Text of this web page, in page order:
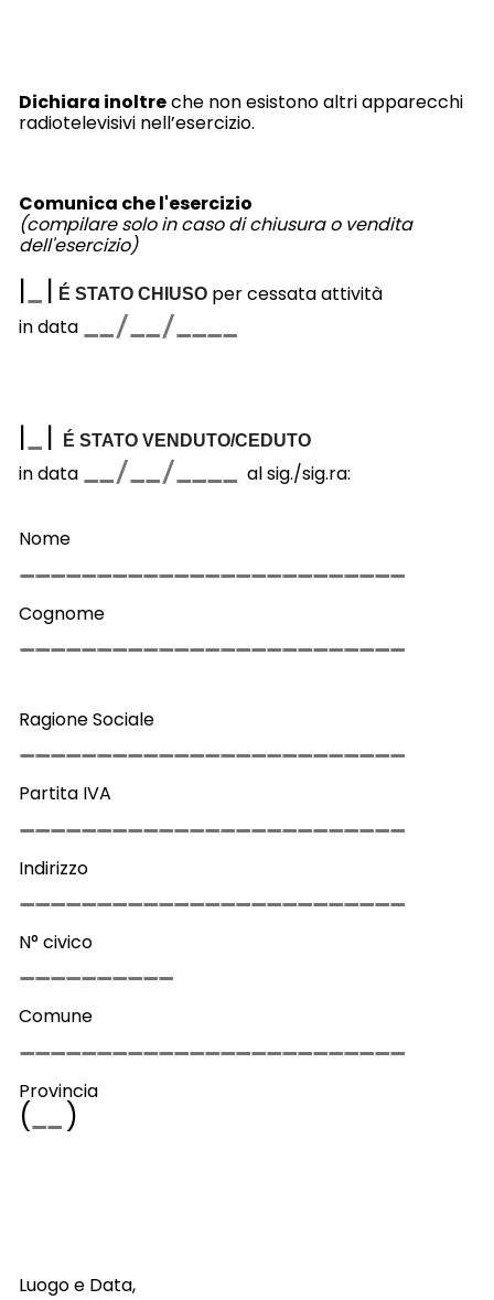
Dichiara inoltreche non esistono altri apparecchi
radiotelevisivi nell’esercizio.
Comunica che l'esercizio
(compilare solo in caso di chiusura o vendita
dell'esercizio)
| | É STATO CHIUSO per cessata attività
in data
| | É STATO VENDUTO/CEDUTO
in data al sig./sig.ra:
Nome
Cognome
Ragione Sociale
Partita IVA
Indirizzo
N° civico
Comune
Provincia
( )
Luogo e Data,